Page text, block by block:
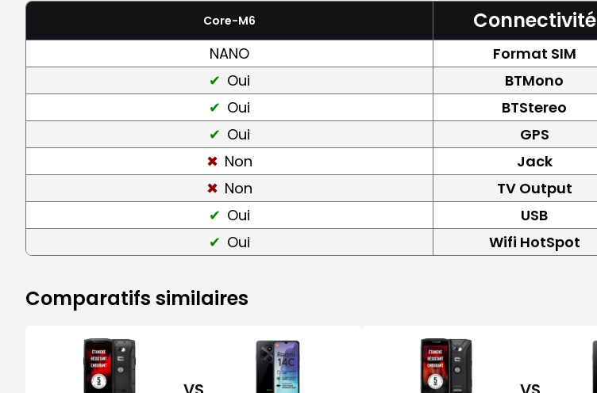
Core-M6 Connectivité
NANO Format SIM
Oui
BTMono
Oui
BTStereo
Oui
GPS
Non
Jack
Non
TV Output
Oui
USB
Oui
Wifi HotSpot
Comparatifs similaires